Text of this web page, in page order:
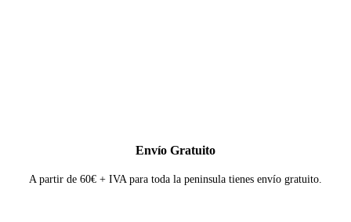
Envío Gratuito
A partir de 60€ + IVA para toda la peninsula tienes envío gratuito.